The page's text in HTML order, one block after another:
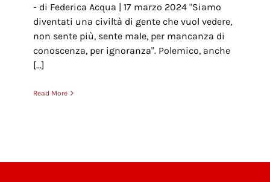
- di Federica Acqua | 17 marzo 2024 "Siamo
diventati una civiltà di gente che vuol vedere,
non sente più, sente male, per mancanza di
conoscenza, per ignoranza". Polemico, anche
[...]
Read More